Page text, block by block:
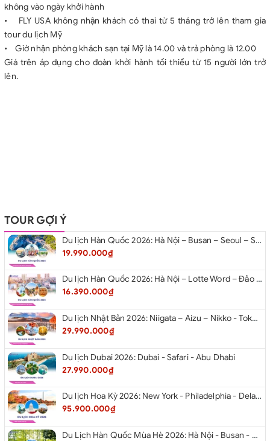
không vào ngày khởi hành
• FLY USA không nhận khách có thai từ 5 tháng trở lên tham gia
tour du lịch Mỹ
• Giờ nhận phòng khách sạn tại Mỹ là 14.00 và trả phòng là 12.00
Giá trên áp dụng cho đoàn khởi hành tối thiểu từ 15 người lớn trở
lên.
TOUR GỢI Ý
Du lịch Hàn Quốc 2026: Hà Nội – Busan – Seoul – Starfiled – Lotte Worf
19.990.000₫
Du lịch Hàn Quốc 2026: Hà Nội – Lotte Word – Đảo Nami – Làng Cổ Hanok Bukchon
16.390.000₫
Du lịch Nhật Bản 2026: Niigata – Aizu – Nikko - Tokyo – Niigata từ Hà Nội
29.990.000₫
Du lịch Dubai 2026: Dubai - Safari - Abu Dhabi
27.990.000₫
Du lịch Hoa Kỳ 2026: New York - Philadelphia - Delaware - Washington D.C. - Las Vegas - Red Rock Canyon - Quận Cam - Santa Monica - Hollywood - San Diego - Los Angeles.
95.900.000₫
Du Lịch Hàn Quốc Mùa Hè 2026: Hà Nội - Busan - Gyeongju - Seoul - Đảo Nami - Tàu Điện Ven Biển Haeundae - Cầu Kính Oryukdo - Làng Văn Hóa Huinnyeoul